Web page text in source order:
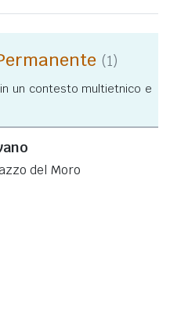
(1)
un contesto multietnico e
del Moro